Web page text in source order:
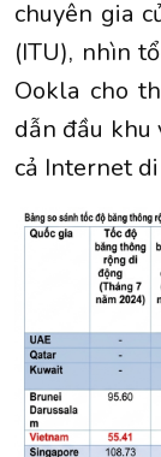
chuyên gia
(ITU), nhìn
Ookla cho
dẫn đầu khu
cả Internet